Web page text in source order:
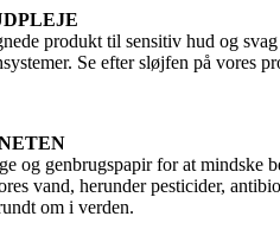
produkt til sensitiv hud og
Se efter sløjfen på vores
og genbrugspapir for at
vand, herunder pesticider,
om i verden.